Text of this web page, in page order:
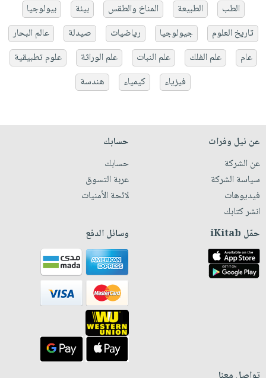
الطب الطبيعة المناخ والطقس بيئة
بيولوجيا
تاريخ العلوم
جيولوجيا رياضيات صيدلة
عالم البحار
عام
علم الفلك علم النبات علم الوراثة
علوم تطبيقية
فيزياء
كيمياء هندسة
عن نيل وفرات
عن الشركة
سياسة الشركة
فيديوهات
انشر كتابك
حسابك
حسابك
عربة التسوق
لائحة الأمنيات
حمّل iKitab وسائل الدفع